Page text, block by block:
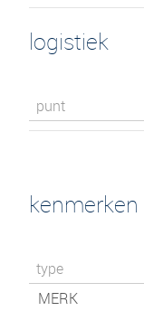
logistiek
punt
kenmerken
type
MERK